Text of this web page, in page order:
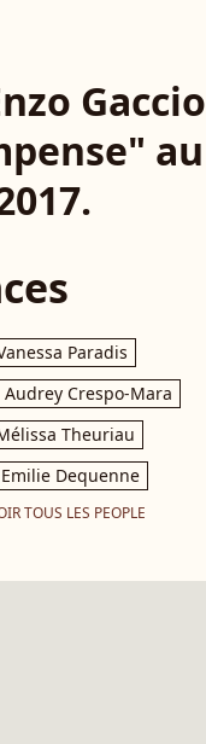
Gaccio
au
Paradis
Audrey Crespo-Mara
Theuriau
Emilie Dequenne
TOUS LES PEOPLE